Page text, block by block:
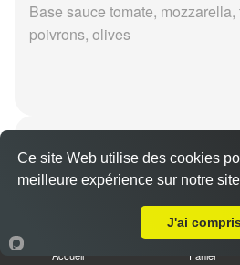
Base sauce tomate,
poivrons, olives
Dès 18.00 €
Base sauce tomate, mozzarella,
Accueil Panier
Ce site Web utilise des cookies
meilleure expérience sur notre
J'ai compris